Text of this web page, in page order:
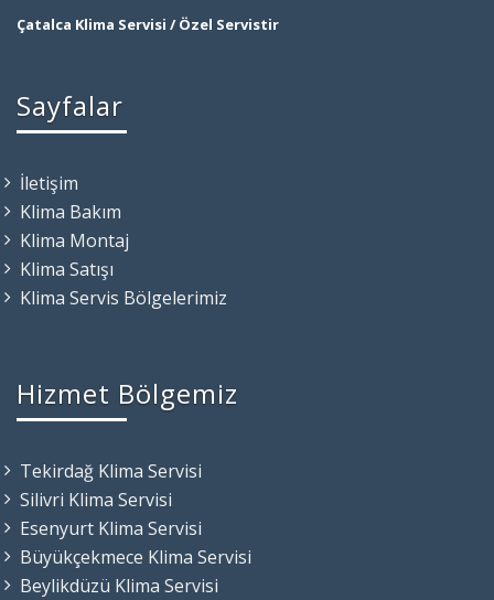
Çatalca Klima Servisi / Özel Servistir
Sayfalar
İletişim
Klima Bakım
Klima Montaj
Klima Satışı
Klima Servis Bölgelerimiz
Hizmet Bölgemiz
Tekirdağ Klima Servisi
Silivri Klima Servisi
Esenyurt Klima Servisi
Büyükçekmece Klima Servisi
Beylikdüzü Klima Servisi